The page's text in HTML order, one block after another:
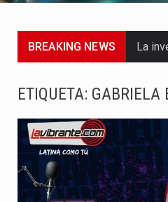
BREAKING NEWS
ETIQUETA: GABRIELA